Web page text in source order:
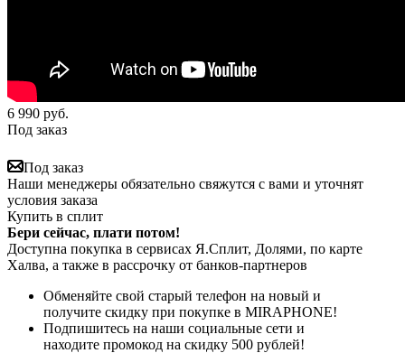
6 990 руб.
Под заказ
Под заказ
Наши менеджеры обязательно свяжутся с вами и уточнят
условия заказа
Купить в сплит
Бери сейчас, плати потом!
Доступна покупка в сервисах Я.Сплит, Долями, по карте
Халва, а также в рассрочку от банков-партнеров
Обменяйте свой старый телефон на новый и
получите скидку при покупке в MIRAPHONE!
Подпишитесь на наши социальные сети и
находите промокод на скидку 500 рублей!